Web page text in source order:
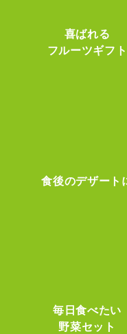
喜ばれる
フルーツギフト
食後のデザート
毎日食べたい
野菜セット